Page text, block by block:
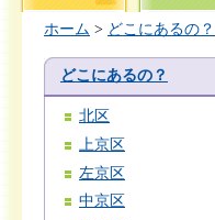
ホーム > どこにあるの？
どこにあるの？
北区
上京区
左京区
中京区